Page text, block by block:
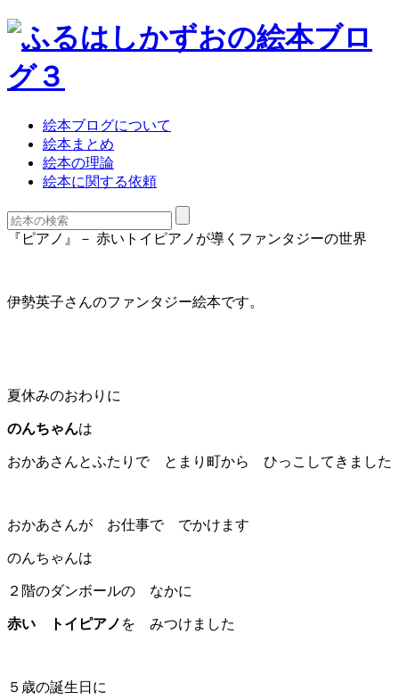
絵本ブログについて
絵本まとめ
絵本の理論
絵本に関する依頼
『ピアノ』－ 赤いトイピアノが導くファンタジーの世界
伊勢英子さんのファンタジー絵本です。
夏休みのおわりに
のんちゃんは
おかあさんとふたりで とまり町から ひっこしてきました
おかあさんが お仕事で でかけます
のんちゃんは
２階のダンボールの なかに
赤い トイピアノ を みつけました
５歳の誕生日に